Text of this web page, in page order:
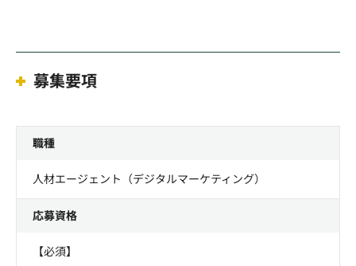
募集要項
職種
人材エージェント（デジタルマーケティング）
応募資格
【必須】